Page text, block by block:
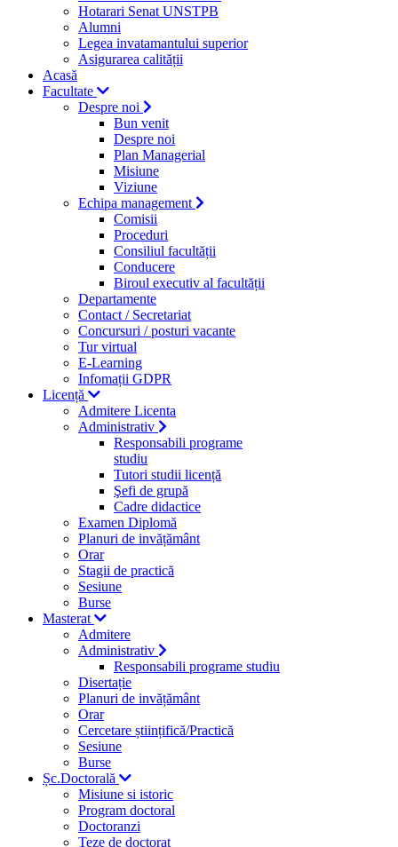
Hotarari Senat UNSTPB
Alumni
Legea invatamantului superior
Asigurarea calității
Acasă
Facultate
Despre noi
Bun venit
Despre noi
Plan Managerial
Misiune
Viziune
Echipa management
Comisii
Proceduri
Consiliul facultății
Conducere
Biroul executiv al facultății
Departamente
Contact / Secretariat
Concursuri / posturi vacante
Tur virtual
E-Learning
Infomații GDPR
Licență
Admitere Licenta
Administrativ
Responsabili programe
studiu
Tutori studii licență
Şefi de grupă
Cadre didactice
Examen Diplomă
Planuri de invățământ
Orar
Stagii de practică
Sesiune
Burse
Masterat
Admitere
Administrativ
Responsabili programe studiu
Disertație
Planuri de invățământ
Orar
Cercetare științifică/Practică
Sesiune
Burse
Șc.Doctorală
Misiune si istoric
Program doctoral
Doctoranzi
Teze de doctorat